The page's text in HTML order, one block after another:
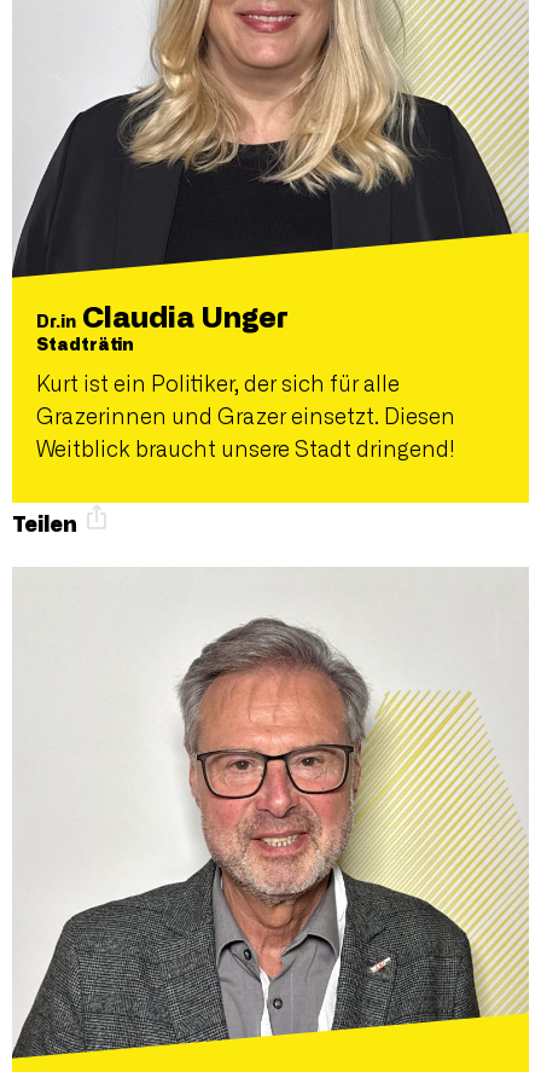
Dr.in Claudia Unger
Stadträtin
Kurt ist ein Politiker, der sich für alle
Grazerinnen und Grazer einsetzt. Diesen
Weitblick braucht unsere Stadt dringend!
Teilen